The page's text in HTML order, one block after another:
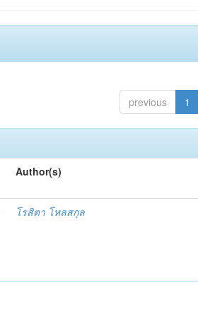
previous 1
Author(s)
โรสิตา โหลสกุล